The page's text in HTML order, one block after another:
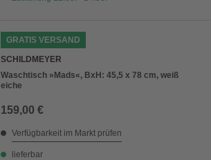
GRATIS VERSAND
SCHILDMEYER
Waschtisch »Mads«, BxH: 45,5 x 78 cm, weiß
eiche
159,00 €
Verfügbarkeit im Markt prüfen
lieferbar